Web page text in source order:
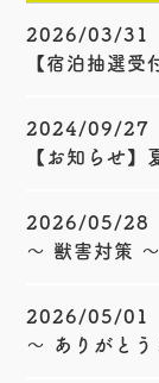
2026/03/31
【宿泊抽選受
2024/09/27
【お知らせ】
2026/05/28
〜 獣害対策 〜
2026/05/01
〜 ありがとう